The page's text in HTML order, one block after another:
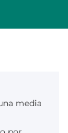
media